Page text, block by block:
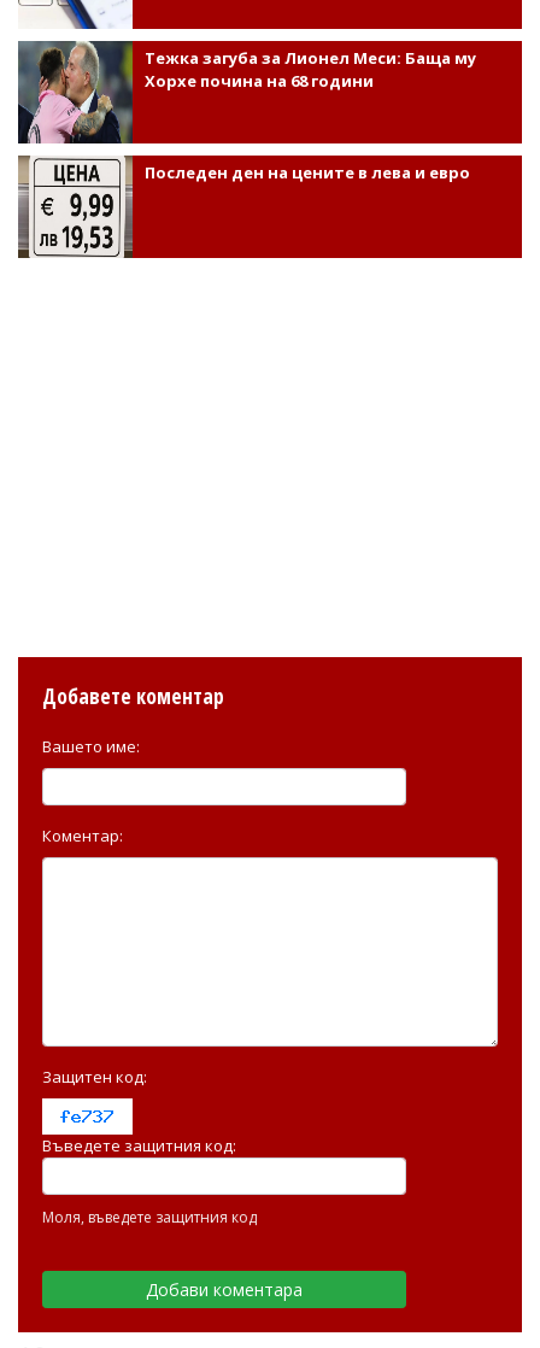
Тежка загуба за Лионел Меси: Баща му
Хорхе почина на 68 години
Последен ден на цените в лева и евро
Добавете коментар
Вашето име:
Коментар:
Защитен код:
Въведете защитния код:
Моля, въведете защитния код